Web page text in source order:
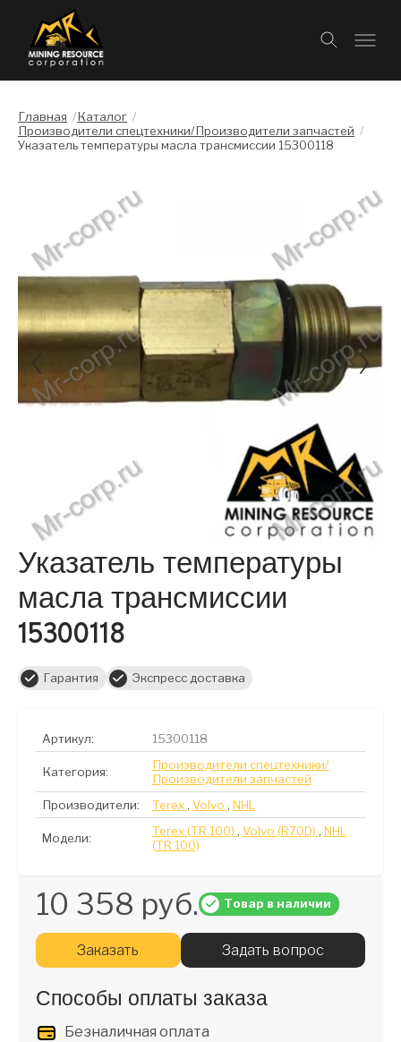
Главная /Каталог /
Производители спецтехники/Производители запчастей /
Указатель температуры масла трансмиссии 15300118
Указатель температуры
масла трансмиссии
15300118
Гарантия Экспресс доставка
Артикул: 15300118
Категория:
Производители спецтехники/
Производители запчастей
Производители:
Terex , Volvo , NHL
Модели: Terex (TR 100) , Volvo (R70D) , NHL
(TR 100)
10 358 руб. Товар в наличии
Заказать Задать вопрос
Способы оплаты заказа
Безналичная оплата